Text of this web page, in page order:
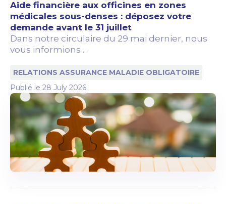
Aide financière aux officines en zones
médicales sous-denses : déposez votre
demande avant le 31 juillet
Dans notre circulaire du 29 mai dernier, nous
vous informions ..
RELATIONS ASSURANCE MALADIE OBLIGATOIRE
Publié le 28 July 2026